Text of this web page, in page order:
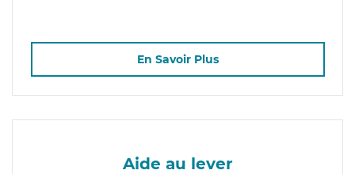
En Savoir Plus
Aide au lever